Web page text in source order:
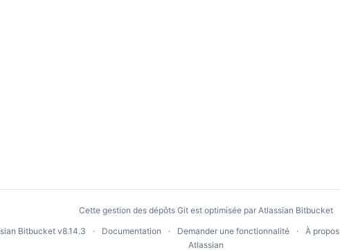
Cette gestion des dépôts Git est optimisée par Atlassian Bitbucket
Bitbucketv8.14.3 Documentation Demander une fonctionnalité À propos
Atlassian